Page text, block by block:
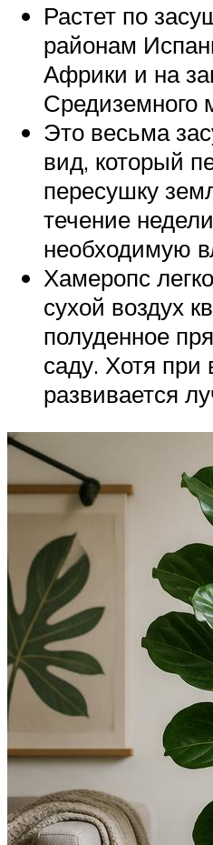
Растет по
районам
Африки и на
Средиземного
Это весьма
вид, который
пересушку
течение
необходимую
Хамеропс
сухой воздух
полуденное
саду. Хотя при
развивается